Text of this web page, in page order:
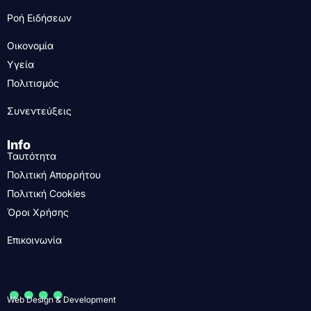
Ροή Ειδήσεων
Οικονομία
Υγεία
Πολιτισμός
Συνεντεύξεις
Info
Ταυτότητα
Πολιτική Απορρήτου
Πολιτική Cookies
Όροι Χρήσης
Επικοινωνία
....
Web Design & Development